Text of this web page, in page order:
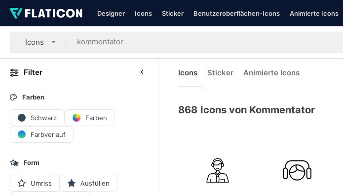
Designer Icons Sticker Benutzeroberflächen-Icons Animierte Icons
Icons
Filter
Farben
Schwarz Farben
Farbverlauf
Form
Umriss Ausfüllen
Icons Sticker Animierte Icons
868 Icons von Kommentator